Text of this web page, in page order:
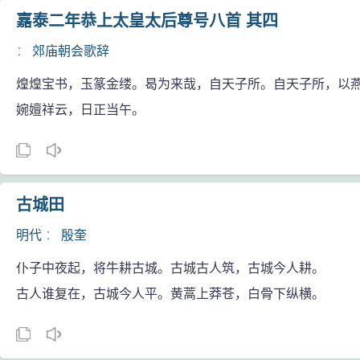
嘉泰二年恭上太皇太后尊号八首 其四
： 郊庙朝会歌辞
煌煌宝书，玉篆金缕。曷为来哉，自天子所。自天子所，以
婉嬗祥云，日正当午。
古城田
明代 ： 殷奎
仆子中夜起，将牛耕古城。古城古人筑，古城今人耕。
古人谁复在，古城今人平。黄蒿上莽苍，白骨下纵横。